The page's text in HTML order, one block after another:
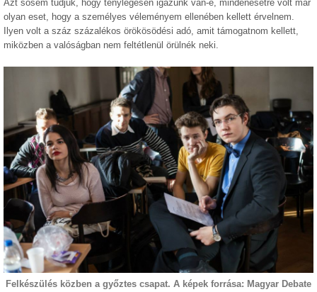
Azt sosem tudjuk, hogy ténylegesen igazunk van-e, mindenesetre volt már
olyan eset, hogy a személyes véleményem ellenében kellett érvelnem.
Ilyen volt a száz százalékos örökösödési adó, amit támogatnom kellett,
miközben a valóságban nem feltétlenül örülnék neki.
Felkészülés közben a győztes csapat. A képek forrása: Magyar Debate